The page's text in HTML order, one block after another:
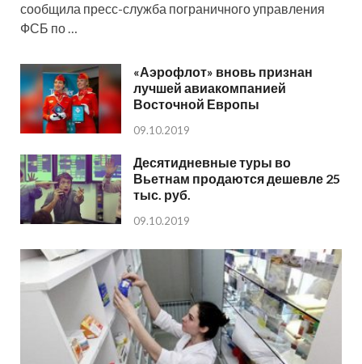
сообщила пресс-служба пограничного управления
ФСБ по …
«Аэрофлот» вновь признан
лучшей авиакомпанией
Восточной Европы
09.10.2019
Десятидневные туры во
Вьетнам продаются дешевле 25
тыс. руб.
09.10.2019